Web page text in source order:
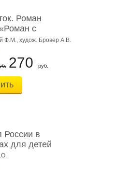
Роман
с
Ф.М., худож. Бровер А.В.
270 руб.
России в
для детей